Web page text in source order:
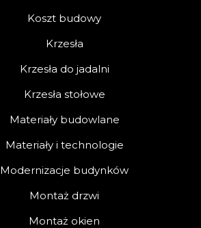
Koszt budowy
Krzesła
Krzesła do jadalni
Krzesła stołowe
Materiały budowlane
Materiały i technologie
Modernizacje budynków
Montaż drzwi
Montaż okien